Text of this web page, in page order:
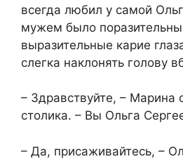
всегда любил у самой
мужем было
выразительные карие
слегка наклонять голову
– Здравствуйте, – Марина
столика. – Вы Ольга
– Да, присаживайтесь, –